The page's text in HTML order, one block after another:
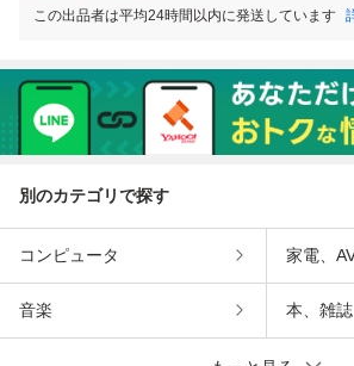
この出品者は平均24時間以内に発送しています
別のカテゴリで探す
コンピュータ 家電、
音楽 本、雑誌